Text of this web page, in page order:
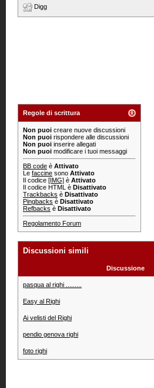
Digg
Regole di scrittura
Non puoi creare nuove discussioni
Non puoi rispondere alle discussioni
Non puoi inserire allegati
Non puoi modificare i tuoi messaggi
BB code è Attivato
Le faccine sono Attivato
Il codice [IMG] è Attivato
Il codice HTML è Disattivato
Trackbacks è Disattivato
Pingbacks è Disattivato
Refbacks è Disattivato
Regolamento Forum
Discussioni simili
Discussione
pasqua al righi .........
Easy al Righi
Ai velisti del Righi
pendio genova righi
foto righi